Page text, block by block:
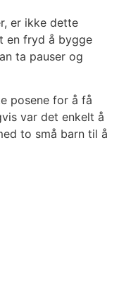
er ikke dette
en fryd å bygge
ta pauser og
posene for å få
var det enkelt å
to små barn til å